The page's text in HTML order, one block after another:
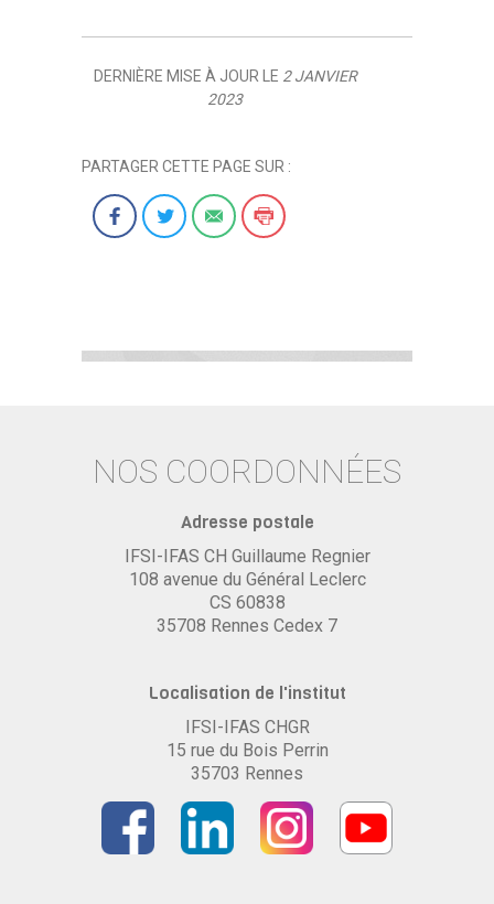
DERNIÈRE MISE À JOUR LE 2 JANVIER
2023
PARTAGER CETTE PAGE SUR :
NOS COORDONNÉES
Adresse postale
IFSI-IFAS CH Guillaume Regnier
108 avenue du Général Leclerc
CS 60838
35708 Rennes Cedex 7
Localisation de l'institut
IFSI-IFAS CHGR
15 rue du Bois Perrin
35703 Rennes